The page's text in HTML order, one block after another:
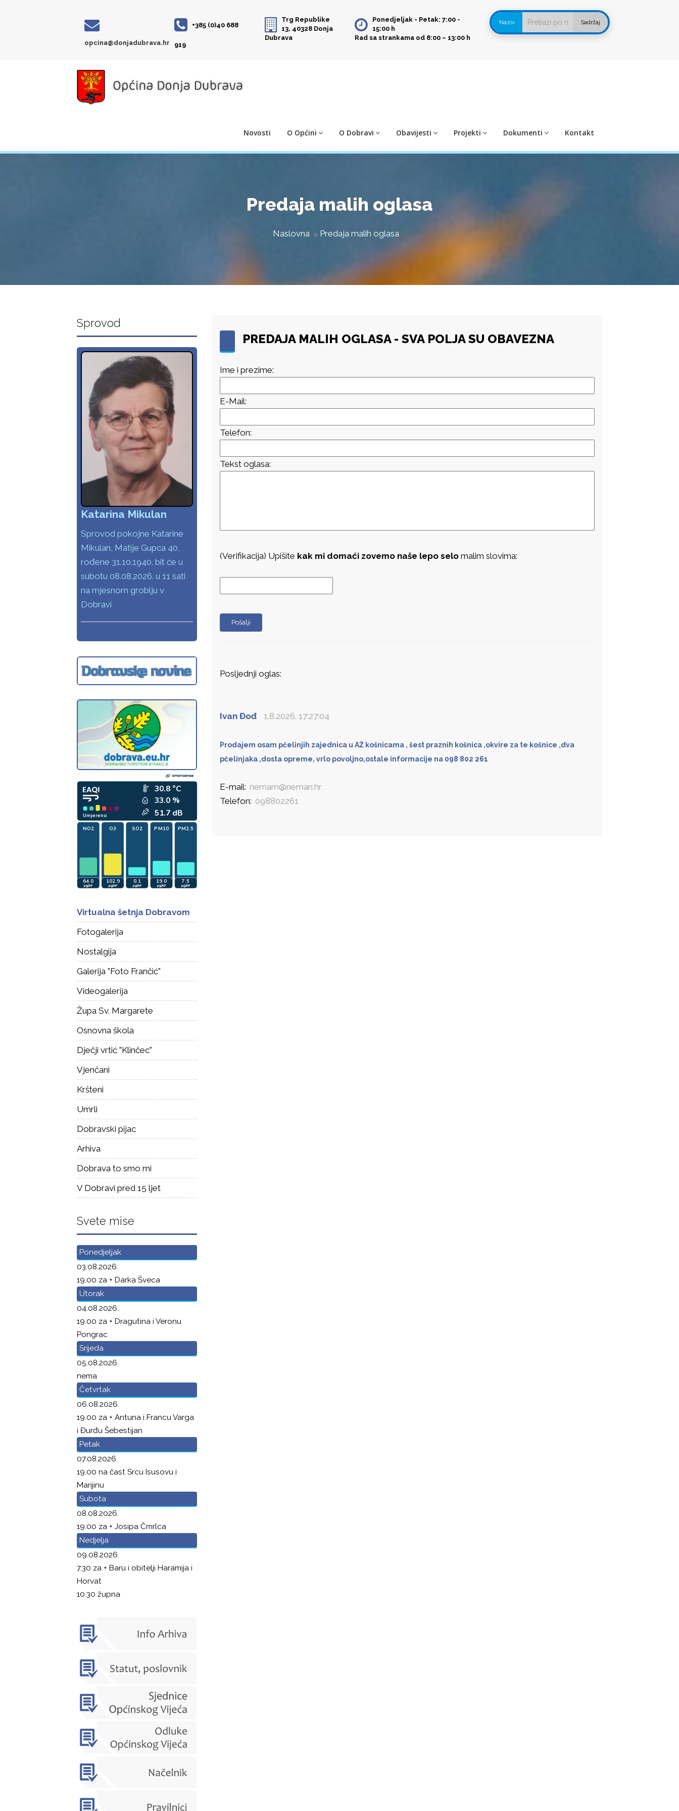
opcina@donjadubrava.hr
+385 (0)40 688
919
Trg Republike
13, 40328 Donja
Dubrava
Ponedjeljak - Petak: 7:00 -
15:00 h
Rad sa strankama od 8:00 – 13:00 h
Naziv Sadržaj
Novosti O Općini O Dobravi Obavijesti Projekti Dokumenti Kontakt
Predaja malih oglasa
Naslovna Predaja malih oglasa
PREDAJA MALIH OGLASA - SVA POLJA SU OBAVEZNA
Ime i prezime:
E-Mail:
Telefon:
Tekst oglasa:
(Verifikacija) Upišite kak mi domaći zovemo naše lepo selomalim slovima:
Posljednji oglas:
Ivan Đođ 1.8.2026. 17:27:04
Prodajem osam pčelinjih zajednica u AŽ košnicama , šest praznih košnica ,okvire za te košnice ,dva
pčelinjaka ,dosta opreme, vrlo povoljno,ostale informacije na 098 802 261
E-mail: nemam@neman.hr
Telefon: 098802261
Sprovod
Katarina Mikulan
Sprovod pokojne Katarine
Mikulan, Matije Gupca 40,
rođene 31.10.1940. bit će u
subotu 08.08.2026. u 11 sati
na mjesnom groblju v
Dobravi
Virtualna šetnja Dobravom
Fotogalerija
Nostalgija
Galerija "Foto Frančić"
Videogalerija
Župa Sv. Margarete
Osnovna škola
Dječji vrtić "Klinčec"
Vjenčani
Kršteni
Umrli
Dobravski pijac
Arhiva
Dobrava to smo mi
V Dobravi pred 15 ljet
Svete mise
Ponedjeljak
03.08.2026.
19.00 za + Darka Šveca
Utorak
04.08.2026.
19.00 za + Dragutina i Veronu
Pongrac
Srijeda
05.08.2026.
nema
Četvrtak
06.08.2026.
19.00 za + Antuna i Francu Varga
i Đurđu Šebestijan
Petak
07.08.2026.
19.00 na čast Srcu Isusovu i
Marijinu
Subota
08.08.2026.
19.00 za + Josipa Čmrlca
Nedjelja
09.08.2026.
7.30 za + Baru i obitelji Haramija i
Horvat
10.30 župna